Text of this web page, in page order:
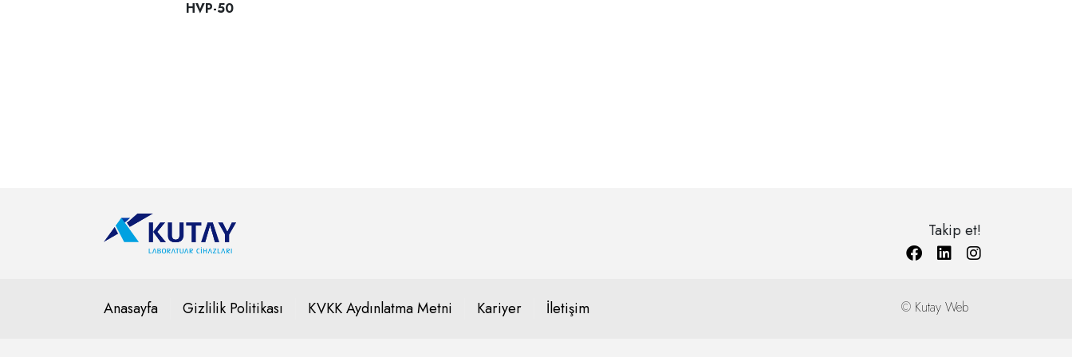
HVP-50
Takip et!
Anasayfa Gizlilik Politikası KVKK Aydınlatma Metni Kariyer İletişim © Kutay Web